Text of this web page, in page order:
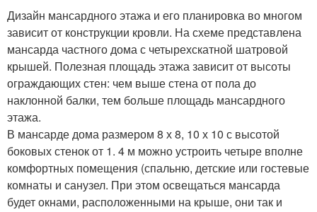
Дизайн мансардного этажа и его планировка во многом
зависит от конструкции кровли. На схеме представлена
мансарда частного дома с четырехскатной шатровой
крышей. Полезная площадь этажа зависит от высоты
ограждающих стен: чем выше стена от пола до
наклонной балки, тем больше площадь мансардного
этажа.
В мансарде дома размером 8 х 8, 10 х 10 с высотой
боковых стенок от 1. 4 м можно устроить четыре вполне
комфортных помещения (спальню, детские или гостевые
комнаты и санузел. При этом освещаться мансарда
будет окнами, расположенными на крыше, они так и